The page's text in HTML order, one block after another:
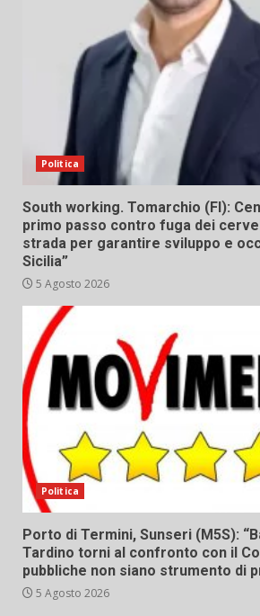
Politica
South working. Tomarchio (FI):
primo passo contro fuga dei
strada per garantire sviluppo e
Sicilia”
5 Agosto 2026
Politica
Porto di Termini, Sunseri (M5S):
Tardino torni al confronto con il
pubbliche non siano strumento di
5 Agosto 2026